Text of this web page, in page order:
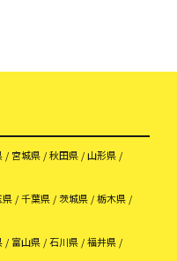
宮城県 秋田県
山形県
県 千葉県 茨城県
栃木県
富山県 石川県
福井県